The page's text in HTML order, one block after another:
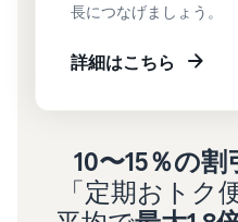
長につなげましょう。
詳細はこちら
10〜15％の割
「定期おトク